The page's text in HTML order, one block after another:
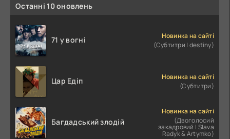
Останні 10 оновлень
71 у вогні
Новинка на сайті
(Субтитри | destiny)
Цар Едіп
Новинка на сайті
(Субтитри)
Багдадський злодій
Новинка на сайті
(Двоголосий
закадровий | Slava
Radyk & Artymko)